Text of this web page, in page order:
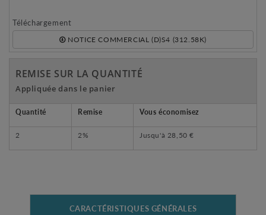
Téléchargement
NOTICE COMMERCIAL (D)S4 (312.58K)
REMISE SUR LA QUANTITÉ
Appliquée dans le panier
Quantité Remise Vous économisez
2 2% Jusqu'à 28,50 €
CARACTÉRISTIQUES GÉNÉRALES